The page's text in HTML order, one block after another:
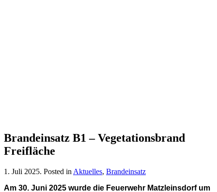
Brandeinsatz B1 – Vegetationsbrand
Freifläche
1. Juli 2025. Posted in Aktuelles, Brandeinsatz
Am 30. Juni 2025 wurde die Feuerwehr Matzleinsdorf um